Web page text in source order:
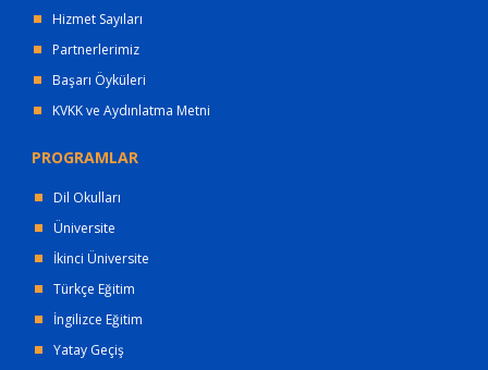
Hizmet Sayıları
Partnerlerimiz
Başarı Öyküleri
KVKK ve Aydınlatma Metni
PROGRAMLAR
Dil Okulları
Üniversite
İkinci Üniversite
Türkçe Eğitim
İngilizce Eğitim
Yatay Geçiş